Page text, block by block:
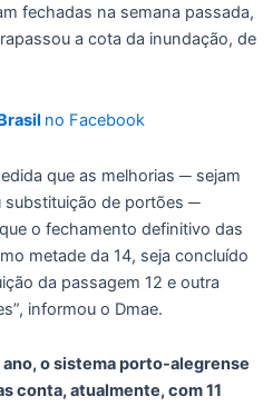
fechadas na semana passada,
a cota da inundação, de
no Facebook
que as melhorias ─ sejam
de portões ─
o fechamento definitivo das
metade da 14, seja concluído
da passagem 12 e outra
informou o Dmae.
o sistema porto-alegrense
conta, atualmente, com 11